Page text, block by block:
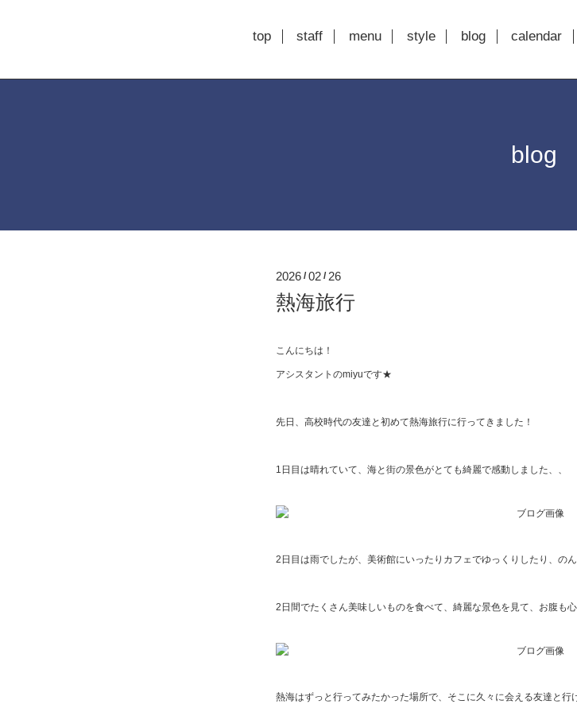
top staff menu style blog calendar
blog
2026 /02 / 26
熱海旅行
こんにちは！
アシスタントのmiyuです★
先日、高校時代の友達と初めて熱海旅行に行ってきました！
1日目は晴れていて、海と街の景色がとても綺麗で感動しました、、
2日目は雨でしたが、美術館にいったりカフェでゆっくりしたり、の
2日間でたくさん美味しいものを食べて、綺麗な景色を見て、お腹も
熱海はずっと行ってみたかった場所で、そこに久々に会える友達と行